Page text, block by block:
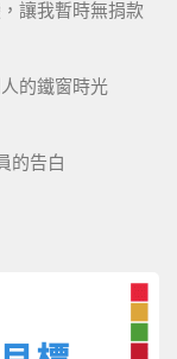
讓我暫時無捐款
的鐵窗時光
的告白